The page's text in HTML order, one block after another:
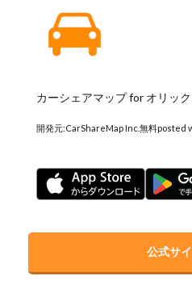
カーシェアマップ for オリッ
開発元:CarShareMap Inc.無料posted
公式サ